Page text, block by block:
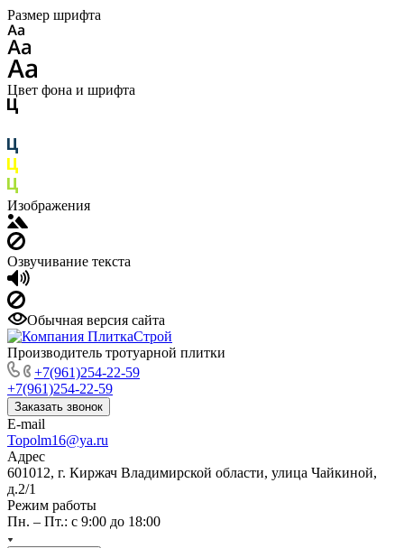
Размер шрифта
Цвет фона и шрифта
Изображения
Озвучивание текста
Обычная версия сайта
Производитель тротуарной плитки
+7(961)254-22-59
+7(961)254-22-59
Заказать звонок
E-mail
Topolm16@ya.ru
Адрес
601012, г. Киржач Владимирской области, улица Чайкиной,
д.2/1
Режим работы
Пн. – Пт.: с 9:00 до 18:00